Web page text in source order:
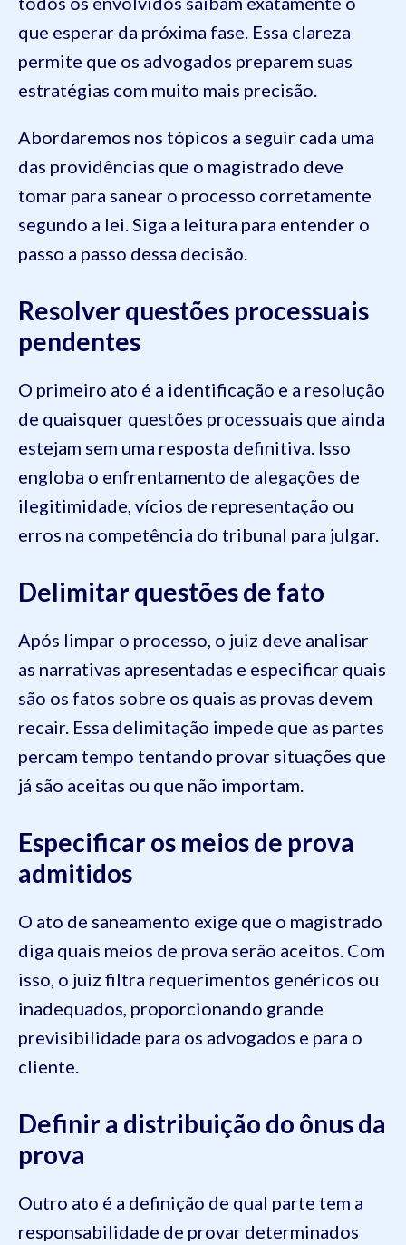
que esperar da próxima fase. Essa clareza
permite que os advogados preparem suas
estratégias com muito mais precisão.
Abordaremos nos tópicos a seguir cada uma
das providências que o magistrado deve
tomar para sanear o processo corretamente
segundo a lei. Siga a leitura para entender o
passo a passo dessa decisão.
Resolver questões processuais
pendentes
O primeiro ato é a identificação e a resolução
de quaisquer questões processuais que ainda
estejam sem uma resposta definitiva. Isso
engloba o enfrentamento de alegações de
ilegitimidade, vícios de representação ou
erros na competência do tribunal para julgar.
Delimitar questões de fato
Após limpar o processo, o juiz deve analisar
as narrativas apresentadas e especificar quais
são os fatos sobre os quais as provas devem
recair. Essa delimitação impede que as partes
percam tempo tentando provar situações que
já são aceitas ou que não importam.
Especificar os meios de prova
admitidos
O ato de saneamento exige que o magistrado
diga quais meios de prova serão aceitos. Com
isso, o juiz filtra requerimentos genéricos ou
inadequados, proporcionando grande
previsibilidade para os advogados e para o
cliente.
Definir a distribuição do ônus da
prova
Outro ato é a definição de qual parte tem a
responsabilidade de provar determinados